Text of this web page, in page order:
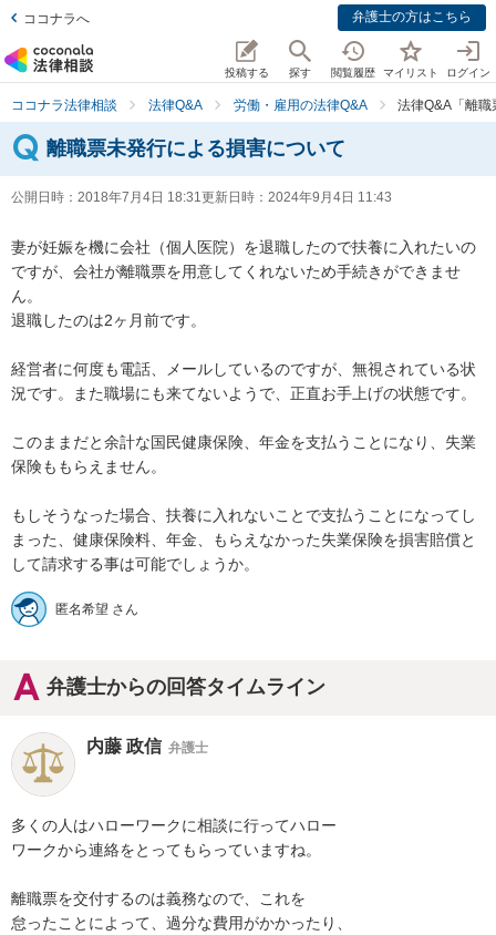
ココナラへ 弁護士の方はこちら
投稿する 探す 閲覧履歴 マイリスト ログイン
ココナラ法律相談 法律Q&A 労働・雇用の法律Q&A 法律Q&A「離
離職票未発行による損害について
公開日時： 2018年7月4日 18:31更新日時： 2024年9月4日 11:43
妻が妊娠を機に会社（個人医院）を退職したので扶養に入れたいの
ですが、会社が離職票を用意してくれないため手続きができませ
ん。
退職したのは2ヶ月前です。
経営者に何度も電話、メールしているのですが、無視されている状
況です。また職場にも来てないようで、正直お手上げの状態です。
このままだと余計な国民健康保険、年金を支払うことになり、失業
保険ももらえません。
もしそうなった場合、扶養に入れないことで支払うことになってし
まった、健康保険料、年金、もらえなかった失業保険を損害賠償と
して請求する事は可能でしょうか。
匿名希望 さん
弁護士からの回答タイムライン
内藤 政信 弁護士
多くの人はハローワークに相談に行ってハロー
ワークから連絡をとってもらっていますね。
離職票を交付するのは義務なので、これを
怠ったことによって、過分な費用がかかったり、